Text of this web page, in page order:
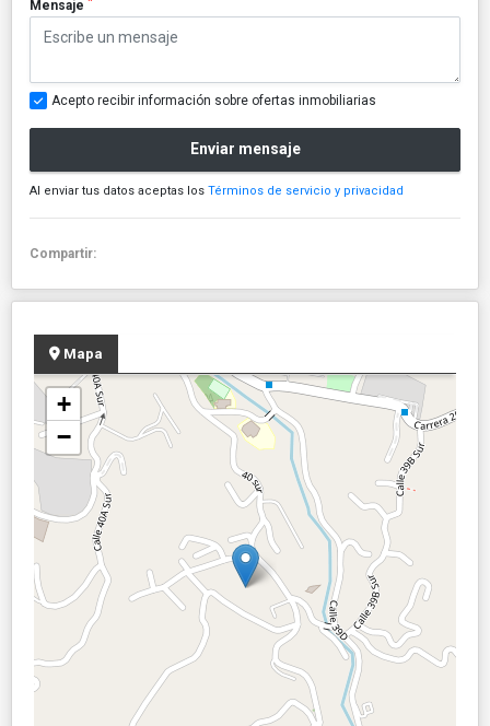
Mensaje
Acepto recibir información sobre ofertas inmobiliarias
Enviar mensaje
Al enviar tus datos aceptas los Términos de servicio y privacidad
Compartir:
Mapa
+
−